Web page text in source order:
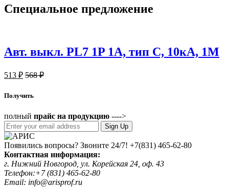
Специальное предложение
Авт. выкл. PL7 1P 1А, тип С, 10кА, 1М
513 ₽ 568₽
Получить
полный прайс на продукцию ---->
Sign Up
Появились вопросы? Звоните 24/7! +7(831) 465-62-80
Контактная информация:
г. Нижний Новгород, ул. Корейская 24, оф. 43
Телефон:+7 (831) 465-62-80
Email: info@arisprof.ru